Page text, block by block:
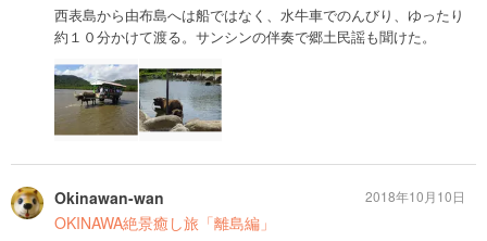
西表島から由布島へは船ではなく、水牛車でのんびり、ゆったり
約１０分かけて渡る。サンシンの伴奏で郷土民謡も聞けた。
Okinawan-wan
OKINAWA絶景癒し旅「離島編」
2018年10月10日